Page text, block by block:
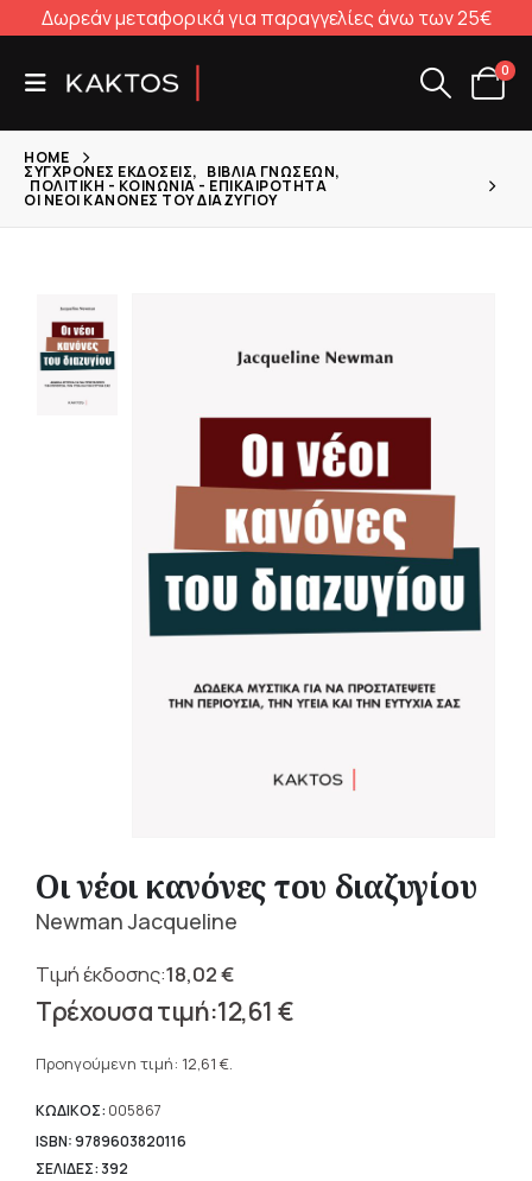
Δωρεάν μεταφορικά για παραγγελίες άνω των 25€
0
HOME
ΣΎΓΧΡΟΝΕΣ ΕΚΔΌΣΕΙΣ, ΒΙΒΛΊΑ ΓΝΏΣΕΩΝ,
ΠΟΛΙΤΙΚΉ - ΚΟΙΝΩΝΊΑ - ΕΠΙΚΑΙΡΌΤΗΤΑ
ΟΙ ΝΈΟΙ ΚΑΝΌΝΕΣ ΤΟΥ ΔΙΑΖΥΓΊΟΥ
Οι νέοι κανόνες του διαζυγίου
Newman Jacqueline
18,02€
Original
price
18,02 €.
12,61 €
τρέχουσα
είναι:
12,61 €.
Προηγούμενη τιμή: 12,61 €.
ΚΩΔΙΚΟΣ: 005867
ISBN: 9789603820116
ΣΕΛΙΔΕΣ: 392